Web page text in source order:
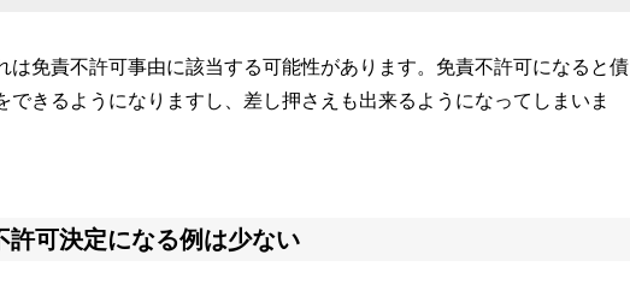
は免責不許可事由に該当する可能性があります。免責不許可になると債
できるようになりますし、差し押さえも出来るようになってしまいま
許可決定になる例は少ない